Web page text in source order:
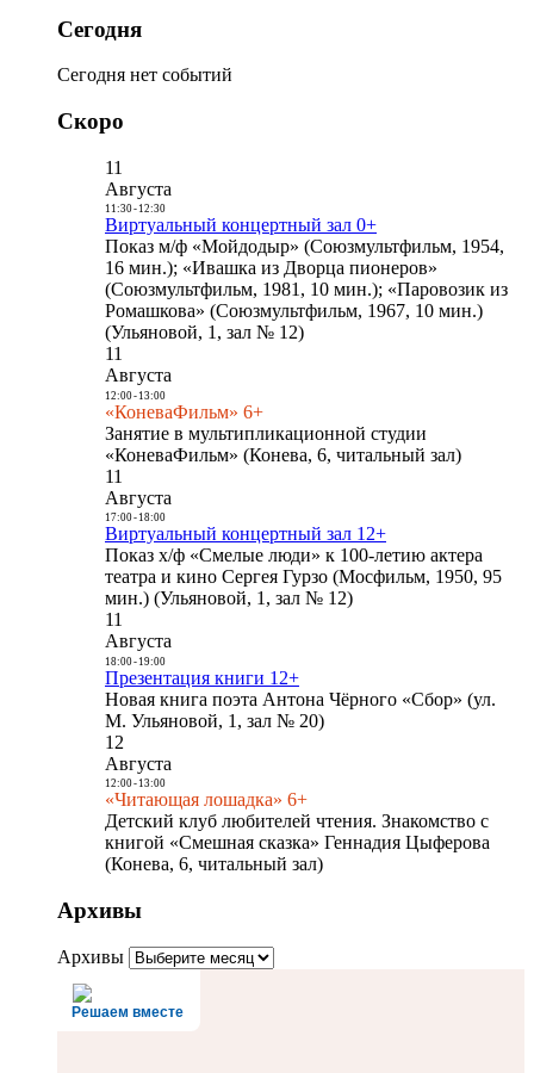
Сегодня
Сегодня нет событий
Скоро
11
Августа
11:30- 12:30
Виртуальный концертный зал 0+
Показ м/ф «Мойдодыр» (Союзмультфильм, 1954,
16 мин.); «Ивашка из Дворца пионеров»
(Союзмультфильм, 1981, 10 мин.); «Паровозик из
Ромашкова» (Союзмультфильм, 1967, 10 мин.)
(Ульяновой, 1, зал № 12)
11
Августа
12:00- 13:00
«КоневаФильм» 6+
Занятие в мультипликационной студии
«КоневаФильм» (Конева, 6, читальный зал)
11
Августа
17:00- 18:00
Виртуальный концертный зал 12+
Показ х/ф «Смелые люди» к 100-летию актера
театра и кино Сергея Гурзо (Мосфильм, 1950, 95
мин.) (Ульяновой, 1, зал № 12)
11
Августа
18:00- 19:00
Презентация книги 12+
Новая книга поэта Антона Чёрного «Сбор» (ул.
М. Ульяновой, 1, зал № 20)
12
Августа
12:00- 13:00
«Читающая лошадка» 6+
Детский клуб любителей чтения. Знакомство с
книгой «Смешная сказка» Геннадия Цыферова
(Конева, 6, читальный зал)
Архивы
Архивы
Решаем вместе